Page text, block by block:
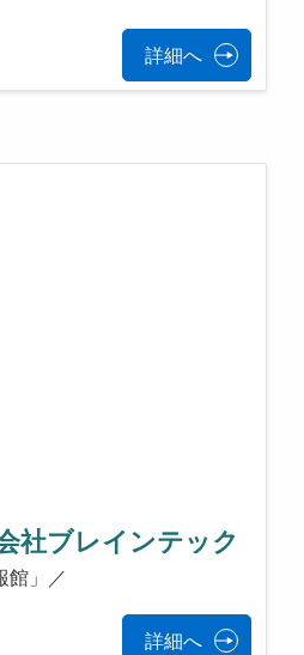
詳細へ
社ブレインテック
館」／
詳細へ